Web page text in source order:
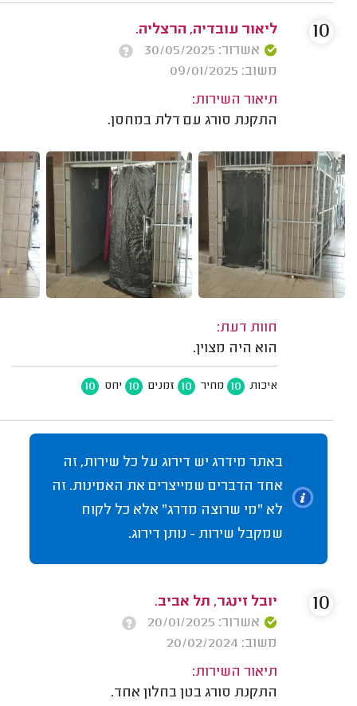
ליאור עובדיה, הרצליה.
אשרור: 30/05/2025
משוב: 09/01/2025
תיאור השירות:
התקנת סורג עם דלת במחסן.
חוות דעת:
הוא היה מצוין.
איכות 10 מחיר 10 זמנים 10 יחס 10
10
באתר מידרג יש דירוג על כל שירות, זה
אחד הדברים שמייצרים את האמינות. זה
לא "מי שרוצה מדרג" אלא כל לקוח
שמקבל שירות - נותן דירוג.
יובל זינגר, תל אביב.
אשרור: 20/01/2025
משוב: 20/02/2024
תיאור השירות:
התקנת סורג בטן בחלון אחד.
10